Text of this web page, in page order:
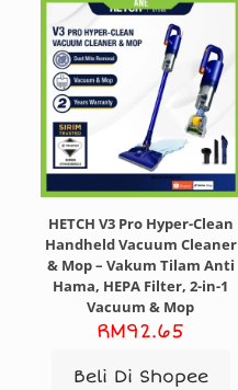
HETCH V3 Pro Hyper-Clean
Handheld Vacuum Cleaner
& Mop – Vakum Tilam Anti
Hama, HEPA Filter, 2-in-1
Vacuum & Mop
RM92.65
Beli Di Shopee